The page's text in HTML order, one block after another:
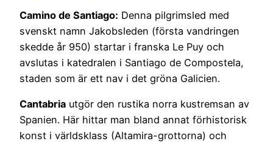
Camino de Santiago: Denna pilgrimsled med
svenskt namn Jakobsleden (första vandringen
skedde år 950) startar i franska Le Puy och
avslutas i katedralen i Santiago de Compostela,
staden som är ett nav i det gröna Galicien.
Cantabria utgör den rustika norra kustremsan av
Spanien. Här hittar man bland annat förhistorisk
konst i världsklass (Altamira-grottorna) och